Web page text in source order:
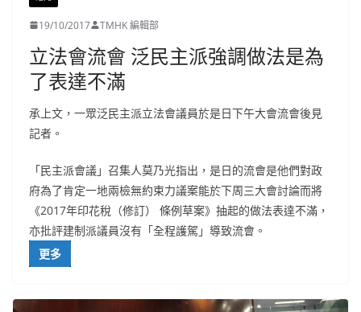
19/10/2017 TMHK 編輯部
立法會流會 泛民主派強調做法是為
了表達不滿
承上文，一眾泛民主派立法會議員於是日下午大會流會後見
記者。
「民主派會議」召集人莫乃光指出，是日的流會是他們對政
府為了肯定一地兩檢無約束力議案能於下周三大會討論而將
《2017年印花稅（修訂） 條例草案》抽起的做法表達不滿，
亦批評建制派議員沒有「全程護駕」導致流會。
更多